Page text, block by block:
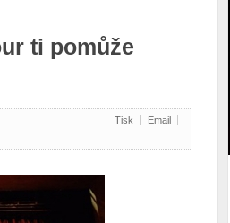
ti pomůže
Tisk Email